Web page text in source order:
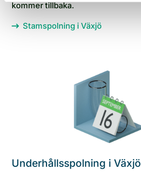
kommer tillbaka.
Stamspolning i Växjö
Underhållsspolning i Växjö